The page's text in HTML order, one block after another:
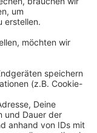
wieder
mit
des
den
In 63
Gelben hat
dass er bei